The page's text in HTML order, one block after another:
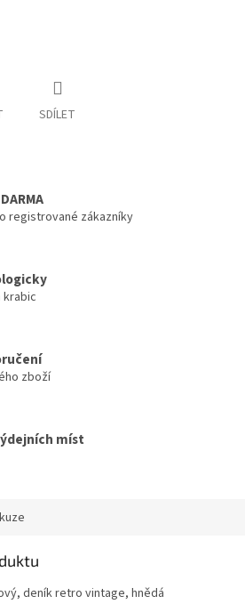
SDÍLET
registrované zákazníky
zboží
míst
deník retro vintage, hnědá